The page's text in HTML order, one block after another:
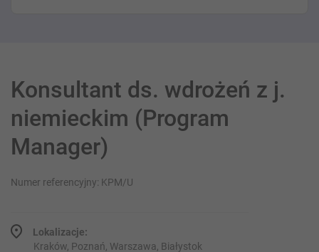
Konsultant ds. wdrożeń z j.
niemieckim (Program
Manager)
Numer referencyjny: KPM/U
Lokalizacje:
Kraków, Poznań, Warszawa, Białystok